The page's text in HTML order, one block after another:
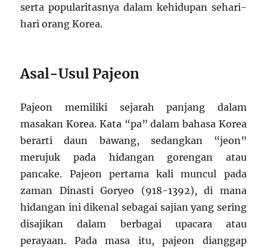
serta popularitasnya dalam kehidupan sehari-
hari orang Korea.
Asal-Usul Pajeon
Pajeon memiliki sejarah panjang dalam
masakan Korea. Kata “pa” dalam bahasa Korea
berarti daun bawang, sedangkan “jeon”
merujuk pada hidangan gorengan atau
pancake. Pajeon pertama kali muncul pada
zaman Dinasti Goryeo (918-1392), di mana
hidangan ini dikenal sebagai sajian yang sering
disajikan dalam berbagai upacara atau
perayaan. Pada masa itu, pajeon dianggap